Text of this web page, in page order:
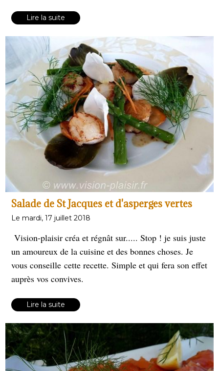
Lire la suite
Salade de St Jacques et d'asperges vertes
Le mardi, 17 juillet 2018
Vision-plaisir créa et régnât sur..... Stop ! je suis juste
un amoureux de la cuisine et des bonnes choses. Je
vous conseille cette recette. Simple et qui fera son effet
auprès vos convives.
Lire la suite